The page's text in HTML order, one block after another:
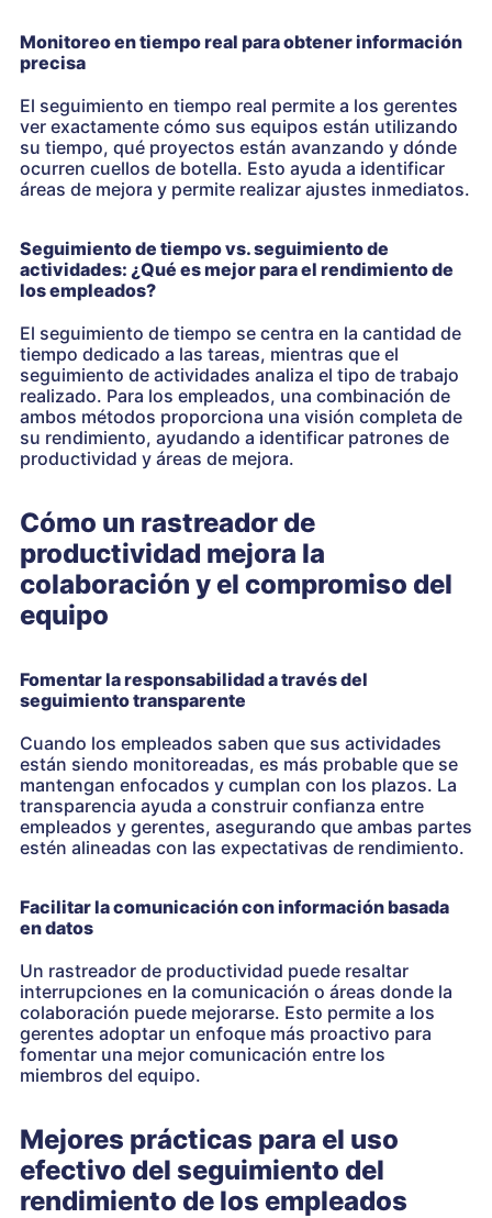
Monitoreo en tiempo real para obtener información
precisa
El seguimiento en tiempo real permite a los gerentes
ver exactamente cómo sus equipos están utilizando
su tiempo, qué proyectos están avanzando y dónde
ocurren cuellos de botella. Esto ayuda a identificar
áreas de mejora y permite realizar ajustes inmediatos.
Seguimiento de tiempo vs. seguimiento de
actividades: ¿Qué es mejor para el rendimiento de
los empleados?
El seguimiento de tiempo se centra en la cantidad de
tiempo dedicado a las tareas, mientras que el
seguimiento de actividades analiza el tipo de trabajo
realizado. Para los empleados, una combinación de
ambos métodos proporciona una visión completa de
su rendimiento, ayudando a identificar patrones de
productividad y áreas de mejora.
Cómo un rastreador de
productividad mejora la
colaboración y el compromiso del
equipo
Fomentar la responsabilidad a través del
seguimiento transparente
Cuando los empleados saben que sus actividades
están siendo monitoreadas, es más probable que se
mantengan enfocados y cumplan con los plazos. La
transparencia ayuda a construir confianza entre
empleados y gerentes, asegurando que ambas partes
estén alineadas con las expectativas de rendimiento.
Facilitar la comunicación con información basada
en datos
Un rastreador de productividad puede resaltar
interrupciones en la comunicación o áreas donde la
colaboración puede mejorarse. Esto permite a los
gerentes adoptar un enfoque más proactivo para
fomentar una mejor comunicación entre los
miembros del equipo.
Mejores prácticas para el uso
efectivo del seguimiento del
rendimiento de los empleados